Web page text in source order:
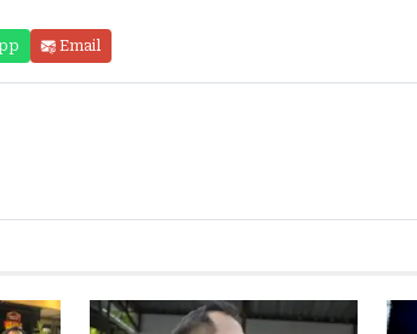
Email